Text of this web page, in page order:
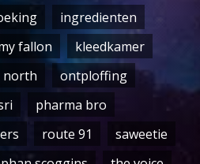
ingredienten
fallon
kleedkamer
north
ontploffing
pharma bro
route 91
saweetie